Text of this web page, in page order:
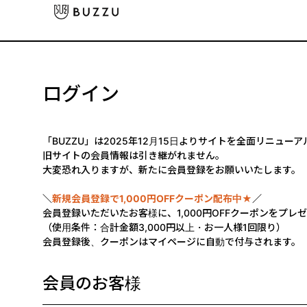
ログイン
「BUZZU」は2025年12月15日よりサイトを全面リニューア
旧サイトの会員情報は引き継がれません。
大変恐れ入りますが、新たに会員登録をお願いいたします。
＼新規会員登録で1,000円OFFクーポン配布中★ ／
会員登録いただいたお客様に、1,000円OFFクーポンをプレゼ
（使用条件：合計金額3,000円以上・お一人様1回限り）
会員登録後、クーポンはマイページに自動で付与されます。
会員のお客様